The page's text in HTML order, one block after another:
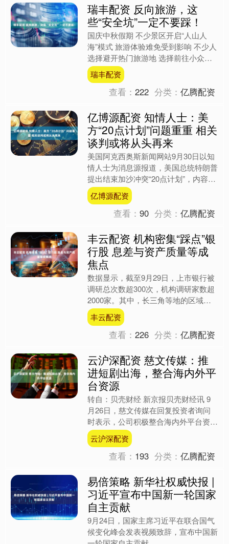
瑞丰配资 反向旅游，这
些“安全坑”一定不要踩！
国庆中秋假期 不少景区开启“人山人
海”模式 旅游体验难免受到影响 不少人
选择避开热门旅游地 选择前往小众、
冷门的目的地 同时 我们应该注意到 一
些"小众秘境"，....
瑞丰配资
查看：222 分类：亿腾配资
亿博源配资 知情人士：美
方“20点计划”问题重重 相关
谈判或将从头再来
美国阿克西奥斯新闻网站9月30日以知
情人士为消息源报道，美国总统特朗普
提出结束加沙冲突“20点计划”，内容包
括应以色列总理内塔尼亚胡要求所作
的“重大改动”。这不....
亿博源配资
查看：90 分类：亿腾配资
丰云配资 机构密集“踩点”银
行股 息差与资产质量等成
焦点
数据显示，截至9月29日，上市银行被
调研总次数超300次，机构调研家数超
2000家。其中，长三角等地的区域性
银行被机构调研次数较多，息差、资产
质量、信贷投放等备....
丰云配资
查看：226 分类：亿腾配资
云沪深配资 慈文传媒：推
进短剧出海，整合海内外平
台资源
转自：贝壳财经 新京报贝壳财经讯 9
月26日，慈文传媒在回复投资者询问
时表示，公司积极整合海内外平台资
源，稳妥推进短剧出海。 编辑 林子 校
对 张彦君 海量资讯....
云沪深配资
查看： 193 分类：亿腾配资
易倍策略 新华社权威快报 |
习近平宣布中国新一轮国家
自主贡献
9月24日，国家主席习近平在联合国气
候变化峰会发表视频致辞，宣布中国新